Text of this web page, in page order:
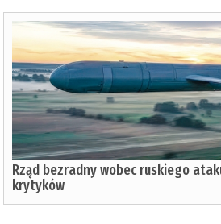
Rząd bezradny wobec ruskiego
krytyków